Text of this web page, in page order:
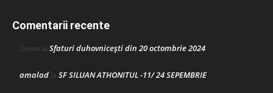
Comentarii recente
Doina la Sfaturi duhovnicești din 20 octombrie 2024
amalad la SF SILUAN ATHONITUL -11/ 24 SEPEMBRIE